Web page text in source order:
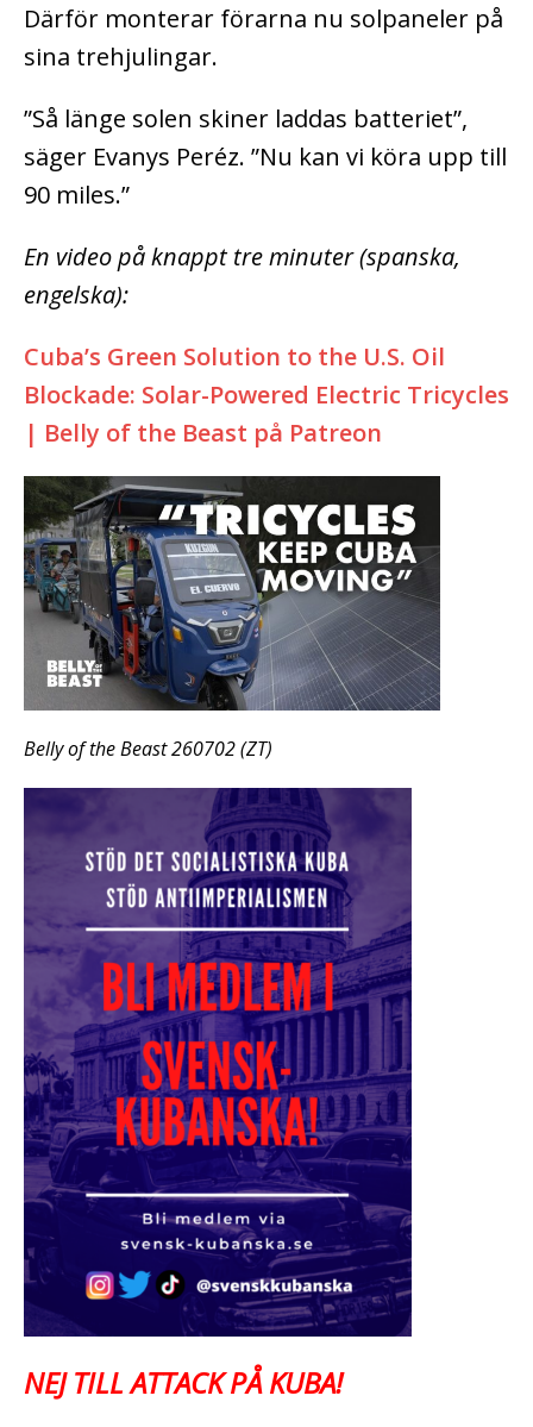
Därför monterar förarna nu solpaneler på
sina trehjulingar.
”Så länge solen skiner laddas batteriet”,
säger Evanys Peréz. ”Nu kan vi köra upp till
90 miles.”
En video på knappt tre minuter (spanska,
engelska):
Cuba’s Green Solution to the U.S. Oil
Blockade: Solar-Powered Electric Tricycles
| Belly of the Beast på Patreon
Belly of the Beast 260702 (ZT)
NEJ TILL ATTACK PÅ KUBA!